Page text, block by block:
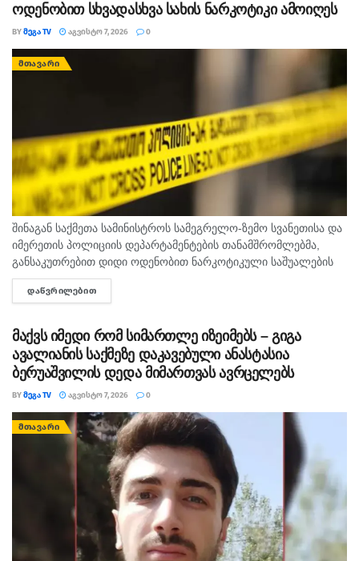
ოდენობით სხვადასხვა სახის ნარკოტიკი ამოიღეს
BYᲛᲔᲒᲐ TV ᲐᲒᲕᲘᲡᲢᲝ 7, 2026 0
ᲛᲗᲐᲕᲐᲠᲘ
შინაგან საქმეთა სამინისტროს სამეგრელო-ზემო სვანეთისა და
იმერეთის პოლიციის დეპარტამენტების თანამშრომლებმა,
განსაკუთრებით დიდი ოდენობით ნარკოტიკული საშუალების
უკანონო შეძენა-შენახვისა და რეალიზაციის ხელშეწყობის,
ასევე ნარკოტიკული ნივთიერების შემცველი მცენარის
ᲓᲐᲬᲕᲠᲘᲚᲔᲑᲘᲗ
მაქვს იმედი რომ სიმართლე იზეიმებს – გიგა
ავალიანის საქმეზე დაკავებული ანასტასია
ბერუაშვილის დედა მიმართვას ავრცელებს
BYᲛᲔᲒᲐ TV ᲐᲒᲕᲘᲡᲢᲝ 7, 2026 0
ᲛᲗᲐᲕᲐᲠᲘ